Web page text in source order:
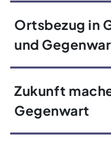
Ortsbezug in
und
Zukunft
Gegenwart